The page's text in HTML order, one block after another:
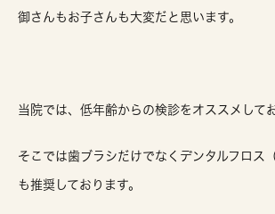
御さんもお子さんも大変だと思います。
当院では、低年齢からの検診をオススメして
そこでは歯ブラシだけでなくデンタルフロス
も推奨しております。